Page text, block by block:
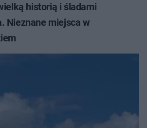
historią i śladami
Nieznane miejsca w